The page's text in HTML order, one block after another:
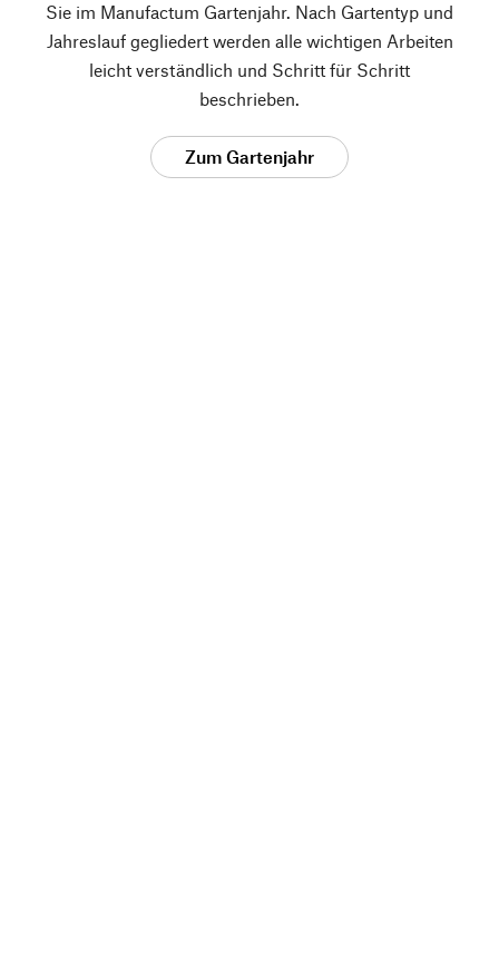
Sie im Manufactum Gartenjahr. Nach Gartentyp und
Jahreslauf gegliedert werden alle wichtigen Arbeiten
leicht verständlich und Schritt für Schritt
beschrieben.
Zum Gartenjahr